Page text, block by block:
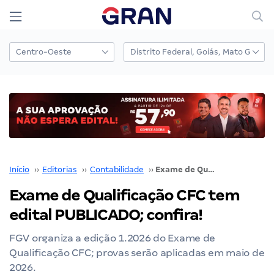
Início ›› Editorias ›› Contabilidade ›› Exame de Qualificação CFC tem edital PUBLICADO; confira!
Exame de Qualificação CFC tem
edital PUBLICADO; confira!
FGV organiza a edição 1.2026 do Exame de
Qualificação CFC; provas serão aplicadas em maio de
2026.